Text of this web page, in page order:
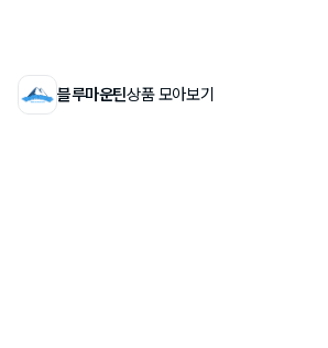
블루마운틴상품 모아보기